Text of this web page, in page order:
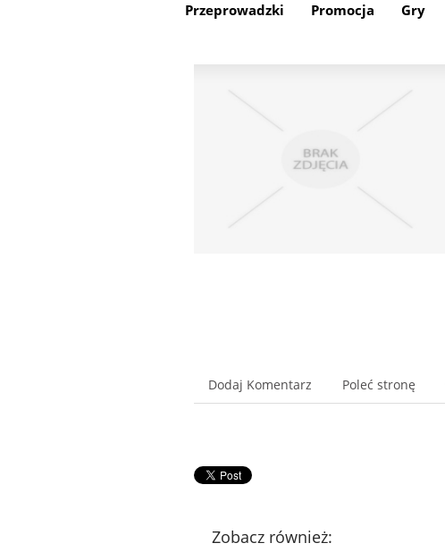
Przeprowadzki
Promocja Gry
Dodaj Komentarz Poleć stronę
Zobacz również: